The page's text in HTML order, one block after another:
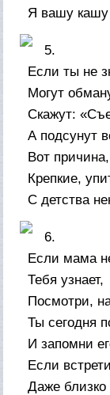
Я вашу
5.
Если ты не
Могут
Скажут:
А подсунут
Вот
Крепкие,
С детства
6.
Если мама
Тебя узнает,
Посмотри,
Ты сегодня
И запомни
Если
Даже близко